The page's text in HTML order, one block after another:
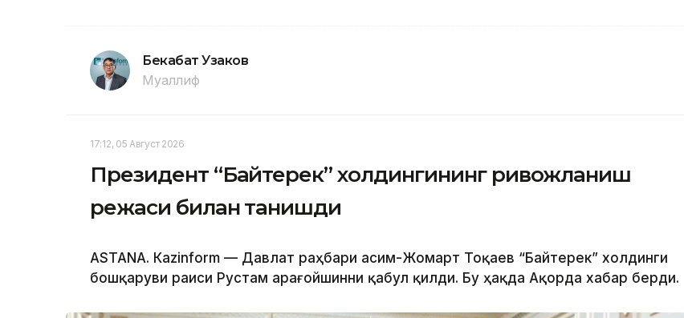
Бекабат Узаков
Муаллиф
17:12, 05 Август 2026
Президент “Байтерек” холдингининг ривожланиш
режаси билан танишди
ASTANА. Каzinform — Давлат раҳбари Қасим-Жомарт Тоқаев “Байтерек” холдинги
бошқаруви раиси Рустам Қарағойшинни қабул қилди. Бу ҳақда Ақорда хабар берди.